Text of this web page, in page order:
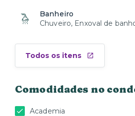
Banheiro
Chuveiro, Enxoval de
Todos os itens
Comodidades no
Academia